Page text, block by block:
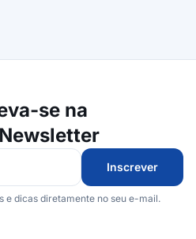
se na
Inscrever
e dicas diretamente no seu e-mail.